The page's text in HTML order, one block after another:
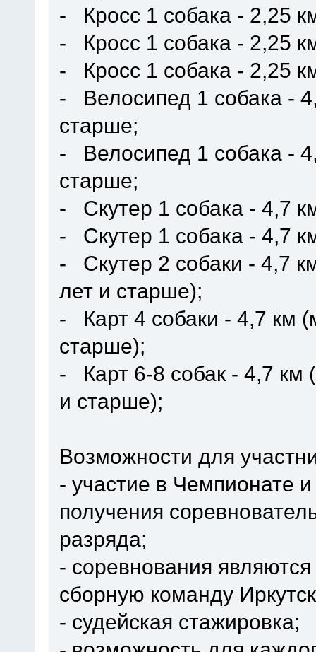
- Кросс 1 собака - 2,25
- Кросс 1 собака - 2,25
- Кросс 1 собака - 2,25
- Велосипед 1 собака -
старше;
- Велосипед 1 собака -
старше;
- Скутер 1 собака - 4,7
- Скутер 1 собака - 4,7
- Скутер 2 собаки - 4,7
лет и старше);
- Карт 4 собаки - 4,7 км
старше);
- Карт 6-8 собак - 4,7
и старше);
Возможности для
- участие в Чемпионате
получения
разряда;
- соревнования
сборную команду
- судейская стажировка;